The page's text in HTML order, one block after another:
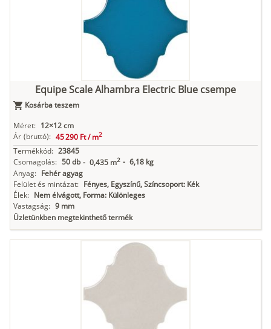
Equipe Scale Alhambra Electric Blue csempe
Kosárba teszem
Méret: 12×12 cm
Ár (bruttó): 45 290 Ft /m2
Termékkód: 23845
Csomagolás: 50 db - 0,435 m2 - 6,18 kg
Anyag: Fehér agyag
Felület és mintázat: Fényes, Egyszínű, Színcsoport: Kék
Élek: Nem élvágott, Forma: Különleges
Vastagság: 9 mm
Üzletünkben megtekinthető termék